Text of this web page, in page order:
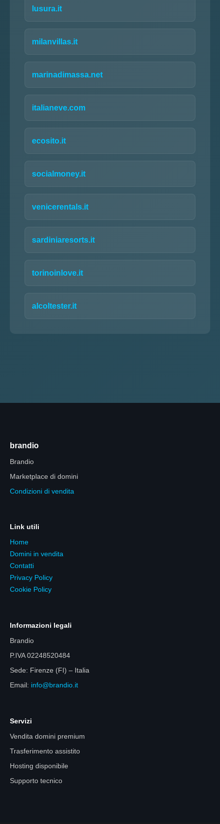
lusura.it
milanvillas.it
marinadimassa.net
italianeve.com
ecosito.it
socialmoney.it
venicerentals.it
sardiniaresorts.it
torinoinlove.it
alcoltester.it
brandio
Brandio
Marketplace di domini
Condizioni di vendita
Link utili
Home
Domini in vendita
Contatti
Privacy Policy
Cookie Policy
Informazioni legali
Brandio
P.IVA 02248520484
Sede: Firenze (FI) – Italia
Email: info@brandio.it
Servizi
Vendita domini premium
Trasferimento assistito
Hosting disponibile
Supporto tecnico